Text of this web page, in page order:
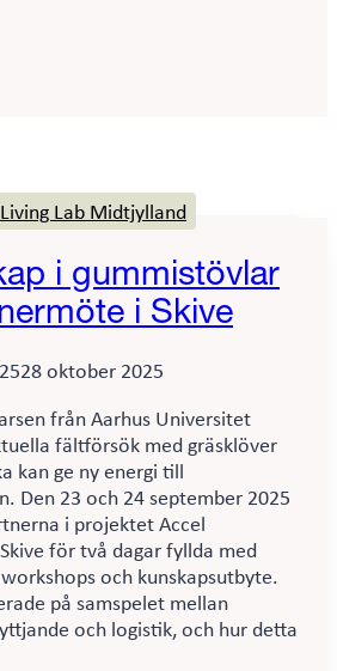
Living Lab Midtjylland
i gummistövlar
i Skive
28 oktober 2025
från Aarhus Universitet
fältförsök med gräsklöver
kan ge ny energi till
Den 23 och 24 september 2025
i projektet Accel
för två dagar fyllda med
och kunskapsutbyte.
på samspelet mellan
och logistik, och hur detta